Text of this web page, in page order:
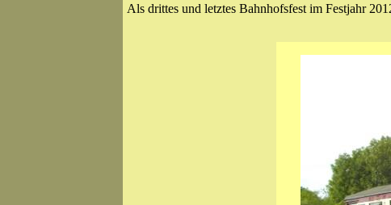
Als drittes und letztes Bahnhofsfest im Festjahr